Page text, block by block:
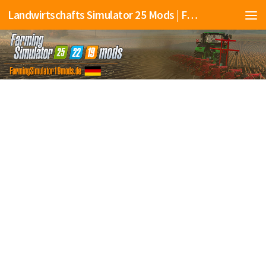
Landwirtschafts Simulator 25 Mods | Farming Simulator 25 Mods | FS25 Mods